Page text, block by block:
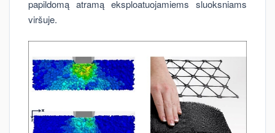
papildomą atramą eksploatuojamiems sluoksniams
viršuje.